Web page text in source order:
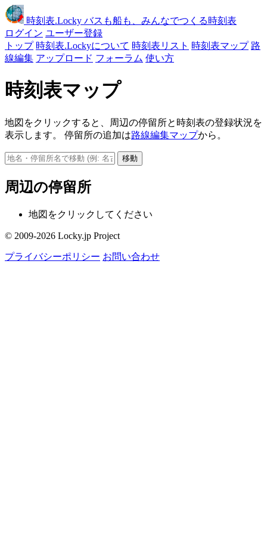
時刻表.Locky バスも船も、みんなでつくる時刻表
ログイン ユーザー登録
トップ 時刻表.Lockyについて 時刻表リスト 時刻表マップ 路
線編集 アップロード フォーラム 使い方
時刻表マップ
地図をクリックすると、周辺の停留所と時刻表の登録状況を
表示します。 停留所の追加は路線編集マップから。
移動
周辺の停留所
地図をクリックしてください
© 2009-2026 Locky.jp Project
プライバシーポリシー お問い合わせ